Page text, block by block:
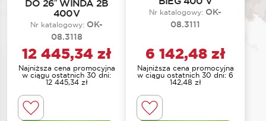
DO 26″ WINDA 2B
400V
Nr katalogowy: OK-
08.3118
12 445,34 zł
Najniższa cena promocyjna
w ciągu ostatnich 30 dni:
12 445,34 zł
Nr katalogowy: OK-
08.3111
6 142,48 zł
Najniższa cena promocyjna
w ciągu ostatnich 30 dni: 6
142,48 zł